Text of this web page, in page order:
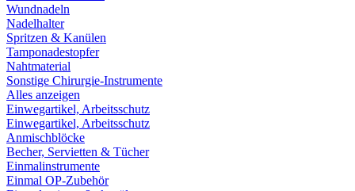
Wundnadeln
Nadelhalter
Spritzen & Kanülen
Tamponadestopfer
Nahtmaterial
Sonstige Chirurgie-Instrumente
Alles anzeigen
Einwegartikel, Arbeitsschutz
Einwegartikel, Arbeitsschutz
Anmischblöcke
Becher, Servietten & Tücher
Einmalinstrumente
Einmal OP-Zubehör